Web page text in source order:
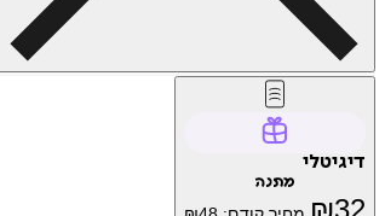
דיגיטלי
מתנה
₪32